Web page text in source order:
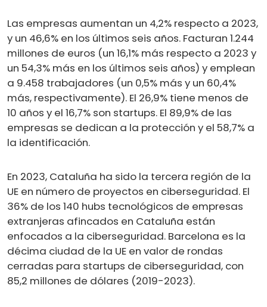
Las empresas aumentan un 4,2% respecto a 2023,
y un 46,6% en los últimos seis años. Facturan 1.244
millones de euros (un 16,1% más respecto a 2023 y
un 54,3% más en los últimos seis años) y emplean
a 9.458 trabajadores (un 0,5% más y un 60,4%
más, respectivamente). El 26,9% tiene menos de
10 años y el 16,7% son startups. El 89,9% de las
empresas se dedican a la protección y el 58,7% a
la identificación.
En 2023, Cataluña ha sido la tercera región de la
UE en número de proyectos en ciberseguridad. El
36% de los 140 hubs tecnológicos de empresas
extranjeras afincados en Cataluña están
enfocados a la ciberseguridad. Barcelona es la
décima ciudad de la UE en valor de rondas
cerradas para startups de ciberseguridad, con
85,2 millones de dólares (2019-2023).